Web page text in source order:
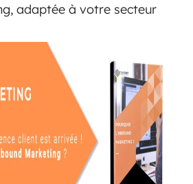
adaptée à votre secteur